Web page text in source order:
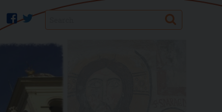
twitter
facebook Search